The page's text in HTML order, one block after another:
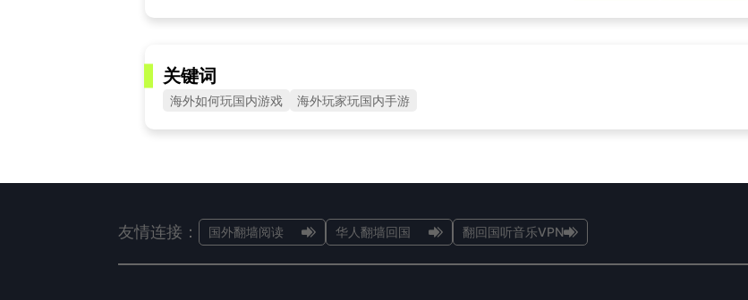
关键词
海外如何玩国内游戏 海外玩家玩国内手游
友情连接： 国外翻墙阅读 华人翻墙回国 翻回国听音乐VPN